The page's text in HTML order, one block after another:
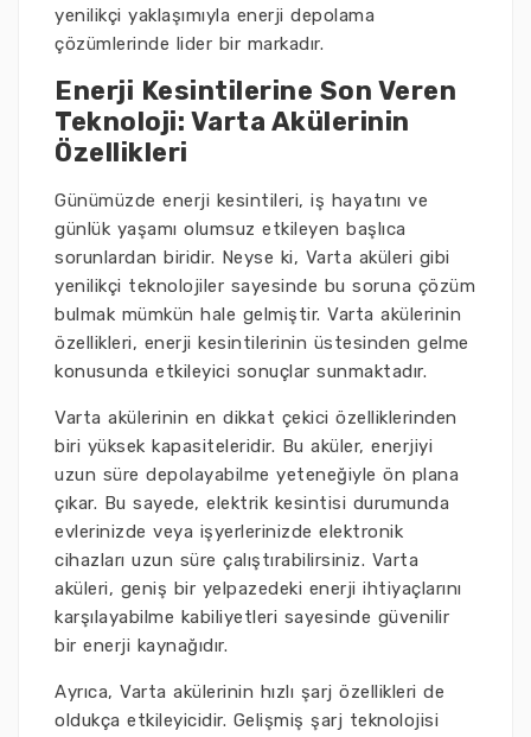
yenilikçi yaklaşımıyla enerji depolama
çözümlerinde lider bir markadır.
Enerji Kesintilerine Son Veren
Teknoloji: Varta Akülerinin
Özellikleri
Günümüzde enerji kesintileri, iş hayatını ve
günlük yaşamı olumsuz etkileyen başlıca
sorunlardan biridir. Neyse ki, Varta aküleri gibi
yenilikçi teknolojiler sayesinde bu soruna çözüm
bulmak mümkün hale gelmiştir. Varta akülerinin
özellikleri, enerji kesintilerinin üstesinden gelme
konusunda etkileyici sonuçlar sunmaktadır.
Varta akülerinin en dikkat çekici özelliklerinden
biri yüksek kapasiteleridir. Bu aküler, enerjiyi
uzun süre depolayabilme yeteneğiyle ön plana
çıkar. Bu sayede, elektrik kesintisi durumunda
evlerinizde veya işyerlerinizde elektronik
cihazları uzun süre çalıştırabilirsiniz. Varta
aküleri, geniş bir yelpazedeki enerji ihtiyaçlarını
karşılayabilme kabiliyetleri sayesinde güvenilir
bir enerji kaynağıdır.
Ayrıca, Varta akülerinin hızlı şarj özellikleri de
oldukça etkileyicidir. Gelişmiş şarj teknolojisi